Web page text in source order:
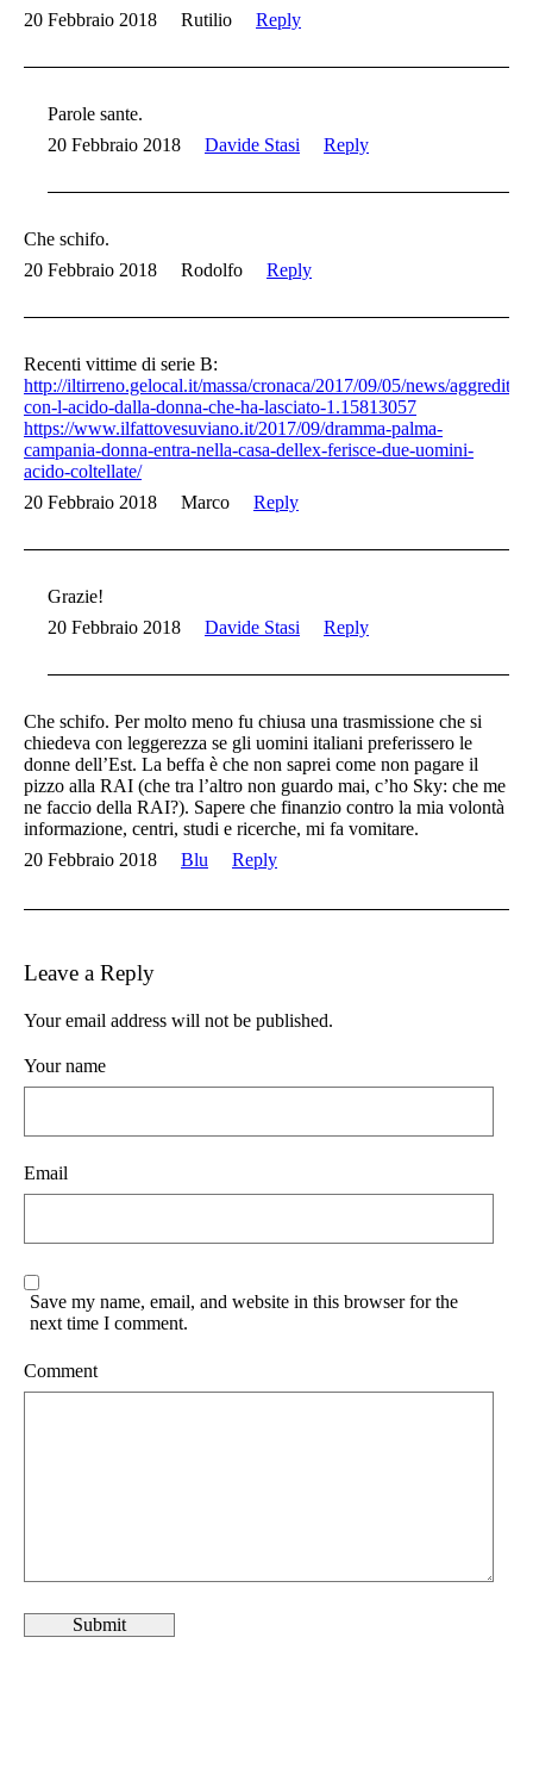
20 Febbraio 2018
Rutilio Reply
Parole sante.
20 Febbraio 2018
Davide Stasi Reply
Che schifo.
20 Febbraio 2018
Rodolfo Reply
Recenti vittime di serie B:
http://iltirreno.gelocal.it/massa/cronaca/2017/09/05/news/aggredito-
con-l-acido-dalla-donna-che-ha-lasciato-1.15813057
https://www.ilfattovesuviano.it/2017/09/dramma-palma-
campania-donna-entra-nella-casa-dellex-ferisce-due-uomini-
acido-coltellate/
20 Febbraio 2018
Marco Reply
Grazie!
20 Febbraio 2018
Davide Stasi Reply
Che schifo. Per molto meno fu chiusa una trasmissione che si
chiedeva con leggerezza se gli uomini italiani preferissero le
donne dell’Est. La beffa è che non saprei come non pagare il
pizzo alla RAI (che tra l’altro non guardo mai, c’ho Sky: che me
ne faccio della RAI?). Sapere che finanzio contro la mia volontà
informazione, centri, studi e ricerche, mi fa vomitare.
20 Febbraio 2018
Blu Reply
Leave a Reply
Your email address will not be published.
Your name
Email
Save my name, email, and website in this browser for the
next time I comment.
Comment